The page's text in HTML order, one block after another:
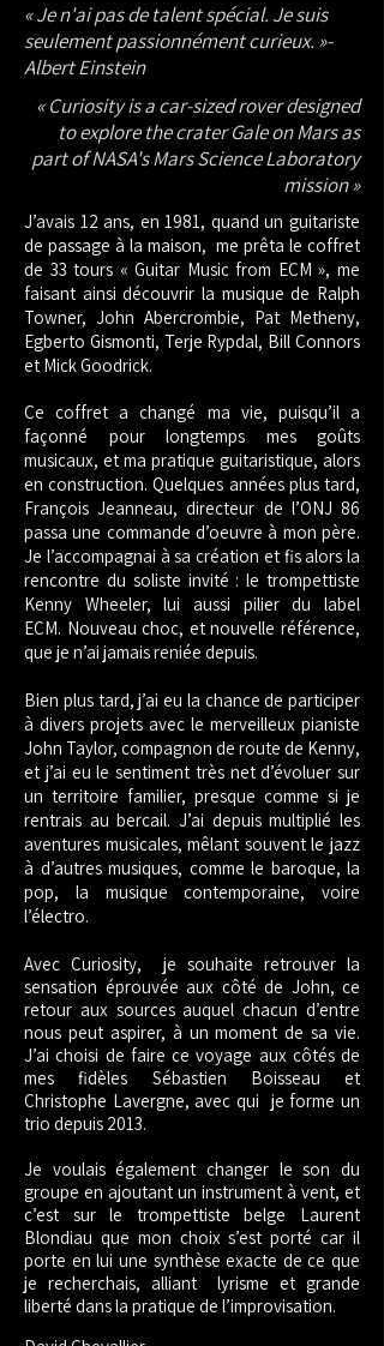
« Je n'ai pas de talent spécial. Je suis
seulement passionnément curieux. »-
Albert Einstein
« Curiosity is a car-sized rover designed
to explore the crater Gale on Mars as
part of NASA'sMars Science Laboratory
mission »
J’avais 12 ans, en 1981, quand un guitariste
de passage à la maison, me prêta le coffret
de 33 tours « Guitar Music from ECM », me
faisant ainsi découvrir la musique de Ralph
Towner, John Abercrombie, Pat Metheny,
Egberto Gismonti, Terje Rypdal, Bill Connors
et Mick Goodrick.
Ce coffret a changé ma vie, puisqu’il a
façonné pour longtemps mes goûts
musicaux, et ma pratique guitaristique, alors
en construction.Quelques années plus tard,
François Jeanneau, directeur de l’ONJ 86
passa une commande d’oeuvre à mon père.
Je l’accompagnai à sa création et fis alors la
rencontre du soliste invité : le trompettiste
Kenny Wheeler, lui aussi pilier du label
ECM. Nouveau choc, et nouvelle référence,
que je n’ai jamais reniée depuis.
Bien plus tard, j’ai eu la chance de participer
à divers projets avec le merveilleux pianiste
John Taylor, compagnon de route de Kenny,
et j’ai eu le sentiment très net d’évoluer sur
un territoire familier, presque comme si je
rentrais au bercail. J’ai depuis multiplié les
aventures musicales, mêlant souvent le jazz
à d’autres musiques, comme le baroque, la
pop, la musique contemporaine, voire
l’électro.
Avec Curiosity, je souhaite retrouver la
sensation éprouvée aux côté de John, ce
retour aux sources auquel chacun d’entre
nous peut aspirer, à un moment de sa vie.
J’ai choisi de faire ce voyage aux côtés de
mes fidèles Sébastien Boisseau et
Christophe Lavergne, avec qui je forme un
trio depuis 2013.
Je voulais également changer le son du
groupe en ajoutant un instrument à vent, et
c’est sur le trompettiste belge Laurent
Blondiau que mon choix s’est porté car il
porte en lui une synthèse exacte de ce que
je recherchais, alliant lyrisme et grande
liberté dans la pratique de l’improvisation.